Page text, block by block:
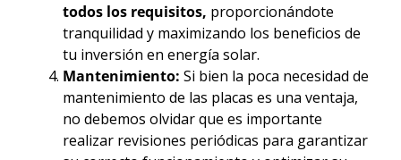
todos los requisitos, proporcionándote
tranquilidad y maximizando los beneficios de
tu inversión en energía solar.
Mantenimiento: Si bien la poca necesidad de
mantenimiento de las placas es una ventaja,
no debemos olvidar que es importante
realizar revisiones periódicas para garantizar